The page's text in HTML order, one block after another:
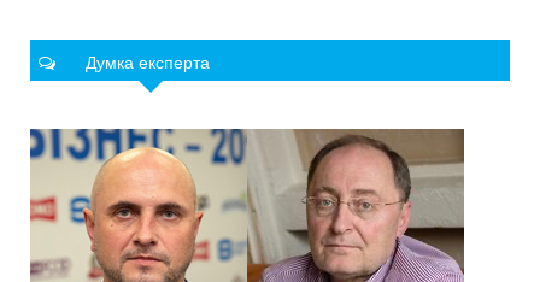
Думка експерта